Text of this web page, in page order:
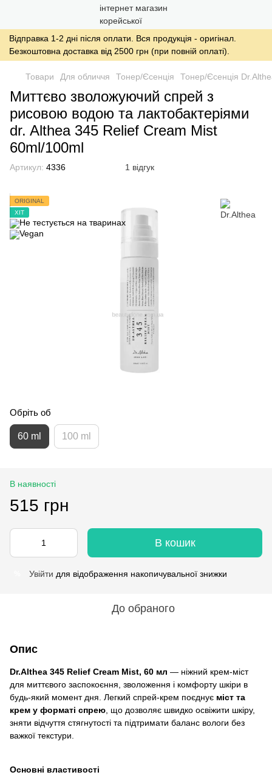
Відправка 1-2 дні після оплати. Вся продукція - оригінал.
Безкоштовна доставка від 2500 грн (при повній оплаті).
Товари Для обличчя Тонер/Єсенція Тонер/Єсенція
Миттєво зволожуючий спрей з
рисовою водою та лактобактеріями
dr. Althea 345 Relief Cream Mist
60ml/100ml
Артикул: 4336 1 відгук
ORIGINAL
ХІТ
Обріть об
60 ml 100 ml
В наявності
515 грн
В кошик
Увійти для відображення накопичувальної знижки
До обраного
Опис
Dr.Althea 345 Relief Cream Mist, 60 мл — ніжний крем-міст
для миттєвого заспокоєння, зволоження і комфорту шкіри в
будь-який момент дня. Легкий спрей-крем поєднує міст та
крем у форматі спрею , що дозволяє швидко освіжити шкіру,
зняти відчуття стягнутості та підтримати баланс вологи без
важкої текстури.
Основні властивості